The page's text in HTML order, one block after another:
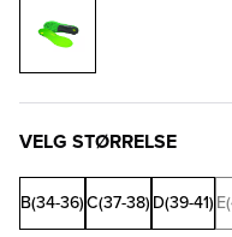
VELG STØRRELSE
B(34-36)C(37-38)D(39-41)